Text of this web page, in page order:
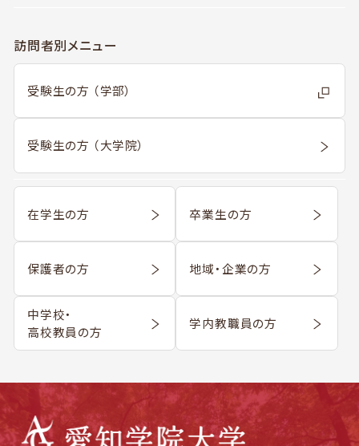
訪問者別メニュー
受験生の方 （学部）
受験生の方 （大学院）
在学生の方 卒業生の方
保護者の方 地域・企業の方
中学校・
高校教員の方
学内教職員の方